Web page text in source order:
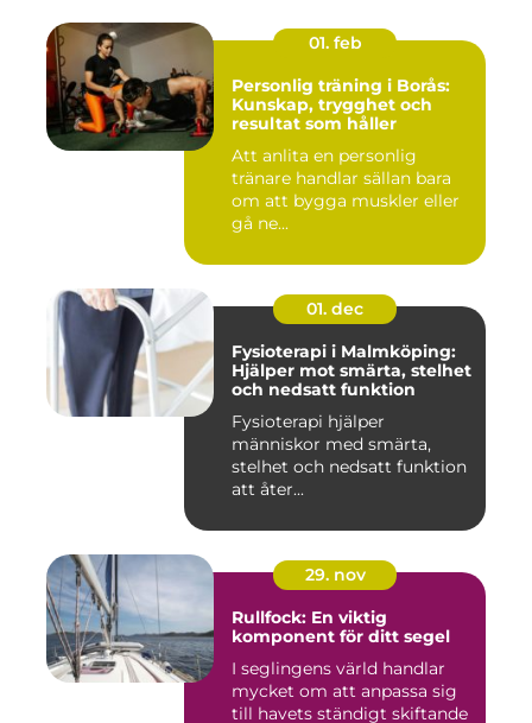
01. feb
Personlig träning i Borås:
Kunskap, trygghet och
resultat som håller
Att anlita en personlig
tränare handlar sällan bara
om att bygga muskler eller
gå ne...
01. dec
Fysioterapi i Malmköping:
Hjälper mot smärta, stelhet
och nedsatt funktion
Fysioterapi hjälper
människor med smärta,
stelhet och nedsatt funktion
att åter...
29. nov
Rullfock: En viktig
komponent för ditt segel
I seglingens värld handlar
mycket om att anpassa sig
till havets ständigt skiftande